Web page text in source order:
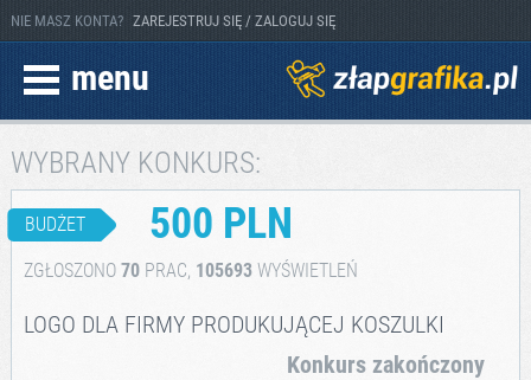
NIE MASZ KONTA? ZAREJESTRUJ SIĘ / ZALOGUJ SIĘ
menu
WYBRANY KONKURS:
BUDŻET 500 PLN
ZGŁOSZONO 70PRAC, 105693WYŚWIETLEŃ
LOGO DLA FIRMY PRODUKUJĄCEJ KOSZULKI
Konkurs zakończony